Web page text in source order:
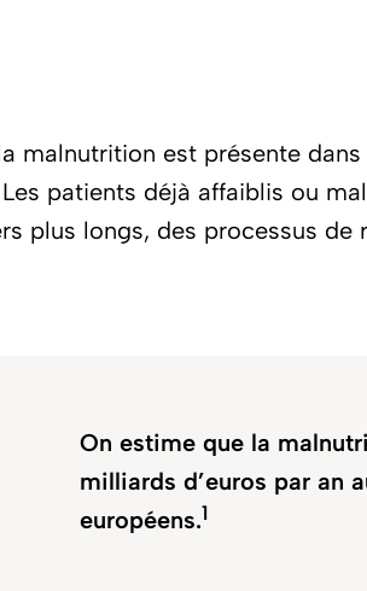
malnutrition est présente
patients déjà affaiblis ou
plus longs, des processus de
On estime que la
milliards d’euros par an
européens.1